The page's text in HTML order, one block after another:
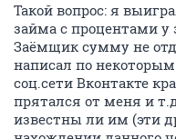
Такой вопрос: я
займа с процентами у
Заёмщик сумму не
написал по
соц.сети Вконтакте
прятался от меня и
известны ли им (эти